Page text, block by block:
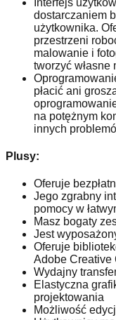
dostarczaniem
użytkownika.
przestrzeni
malowanie i
tworzyć własne
płacić ani
na potężnym
innych
Plusy:
Oferuje
Jego zgrabny
pomocy w
Masz bogaty
Jest
Oferuje
Adobe Creative
Wydajny
Elastyczna
projektowania
Możliwość